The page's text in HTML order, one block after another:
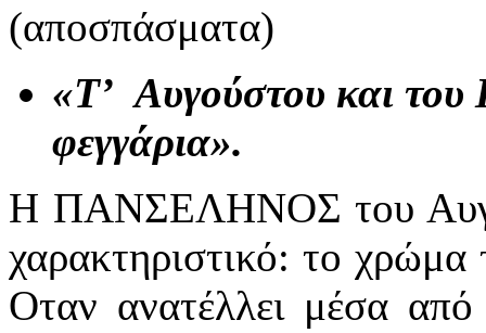
(αποσπάσματα)
«Τ’ Αυγούστου και του
φεγγάρια».
Η ΠΑΝΣΕΛΗΝΟΣ του
χαρακτηριστικό: το
Οταν ανατέλλει μέσα